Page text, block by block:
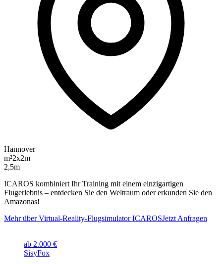
Hannover
m²2x2m
2,5m
ICAROS kombiniert Ihr Training mit einem einzigartigen
Flugerlebnis – entdecken Sie den Weltraum oder erkunden Sie den
Amazonas!
Mehr über Virtual-Reality-Flugsimulator ICAROSJetzt Anfragen
ab 2.000 €
SisyFox